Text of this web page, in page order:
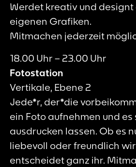
Werdet kreativ und designt
eigenen Grafiken.
Mitmachen jederzeit
18.00 Uhr – 23.00 Uhr
Fotostation
Vertikale, Ebene 2
Jede*r, der*die
ein Foto aufnehmen und
ausdrucken lassen. Ob es
liebevoll oder freundlich
entscheidet ganz ihr.